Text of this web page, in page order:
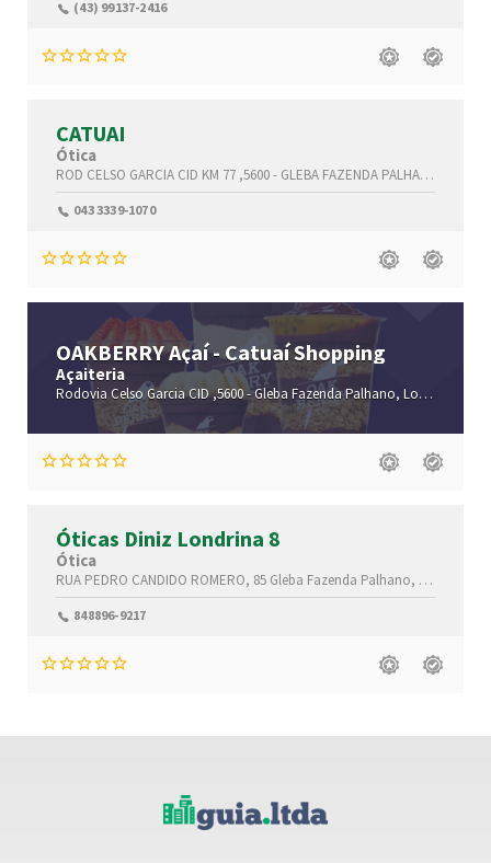
(43) 99137-2416
CATUAI
Ótica
ROD CELSO GARCIA CID KM 77 ,5600 - GLEBA FAZENDA PALHANO,
043 3339-1070
OAKBERRY Açaí - Catuaí Shopping
Açaiteria
Rodovia Celso Garcia CID ,5600 -Gleba Fazenda Palhano, Londrina-
Óticas Diniz Londrina 8
Ótica
RUA PEDRO CANDIDO ROMERO, 85 Gleba Fazenda Palhano, Londrina-
848896-9217